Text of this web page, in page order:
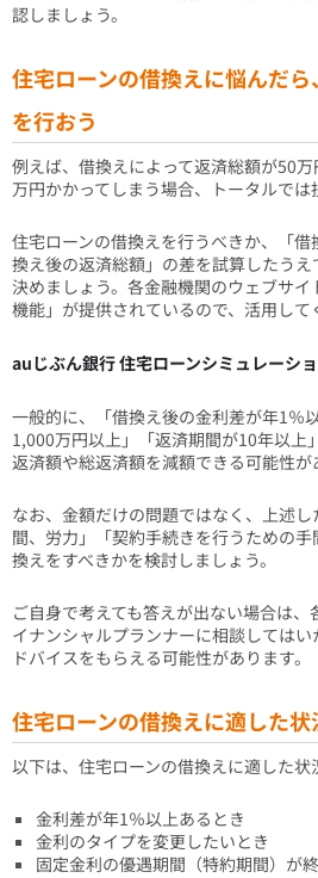
認しましょう。
住宅ローンの借換えに悩んだ
を行おう
例えば、借換えによって返済総額が50
万円かかってしまう場合、トータルでは
住宅ローンの借換えを行うべきか、「
換え後の返済総額」の差を試算したう
決めましょう。各金融機関のウェブサ
機能」が提供されているので、活用して
auじぶん銀行 住宅ローンシミュレーシ
一般的に、「借換え後の金利差が年1％
1,000万円以上」「返済期間が10年以上
返済額や総返済額を減額できる可能性が
なお、金額だけの問題ではなく、上述
間、労力」「契約手続きを行うための
換えをすべきかを検討しましょう。
ご自身で考えても答えが出ない場合は
イナンシャルプランナーに相談しては
ドバイスをもらえる可能性があります。
住宅ローンの借換えに適した
以下は、住宅ローンの借換えに適した状
金利差が年1％以上あるとき
金利のタイプを変更したいとき
固定金利の優遇期間（特約期間）が